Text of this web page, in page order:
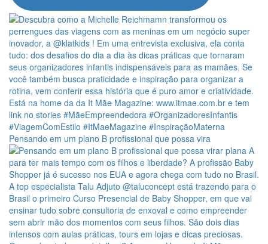
Pensando em um plano B profissional que possa vira